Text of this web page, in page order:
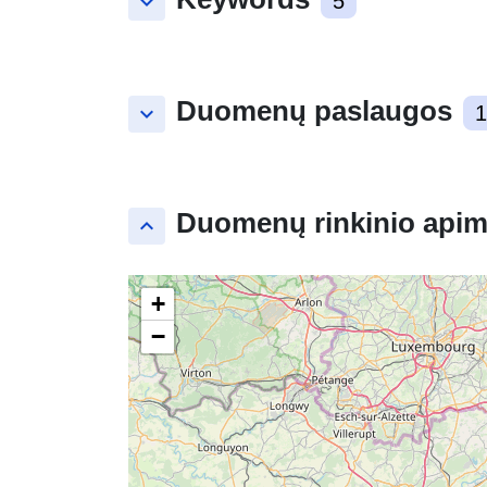
keyboard_arrow_down Duomenų paslaugos 1
keyboard_arrow_up Duomenų rinkinio
+
−